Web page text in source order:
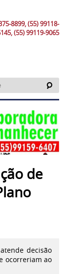
8899, (55) 99118-
(55) 99119-9065
de
decisão
ocorreriam ao